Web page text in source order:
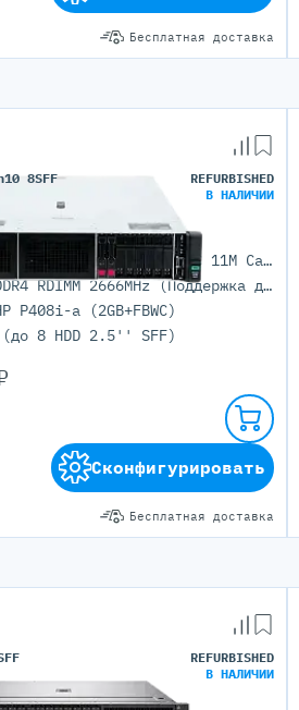
Бесплатная доставка
8SFF
REFURBISHED
В НАЛИЧИИ
1x Intel Xeon Bronze 3106 (8C 11M Cache 1.70 GHz)
16GB DDR4 RDIMM 2666MHz (Поддержка до 3TB максимально, 24 DIMM портов)
P408i-a (2GB+FBWC)
(до 8 HDD 2.5'' SFF)
Бесплатная доставка
Сконфигурировать
REFURBISHED
В НАЛИЧИИ